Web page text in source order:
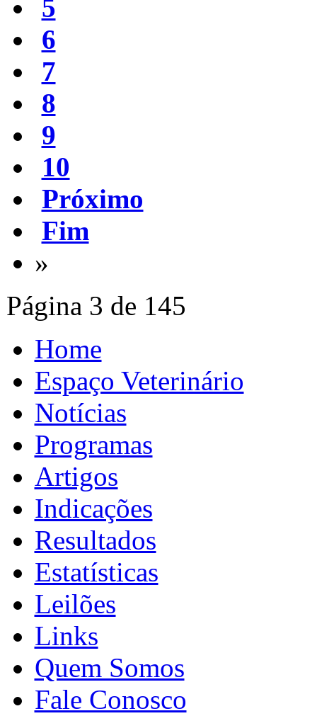
5
6
7
8
9
10
Próximo
Fim
»
Página 3 de 145
Home
Espaço Veterinário
Notícias
Programas
Artigos
Indicações
Resultados
Estatísticas
Leilões
Links
Quem Somos
Fale Conosco